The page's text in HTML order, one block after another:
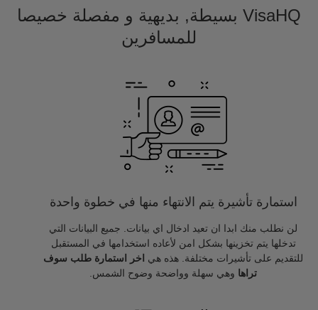
VisaHQ بسيطة, بديهية و مفصلة خصيصا
للمسافرين
استمارة تأشيرة يتم الانتهاء منها في خطوة واحدة
لن نطلب منك ابدا ان تعيد ادخال اي بيانات. جميع البيانات التي
تدخلها يتم تخزينها بشكل امن لأعاده استخدامها في المستقبل
للتقديم على تأشيرات مختلفة. هذه هي
اخر استمارة طلب سوف
تراها وهي سهلة وواضحة وضوح الشمس.